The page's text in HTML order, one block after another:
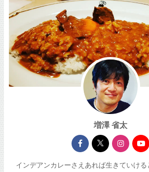
増澤 省太
インデアンカレーさえあれば生きていける